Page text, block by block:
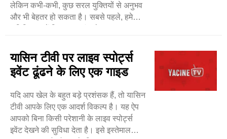
लेकिन कभी-कभी, कुछ सरल युक्तियों से अनुभव
और भी बेहतर हो सकता है। सबसे पहले, हमेशा
यासिन टीवी पर लाइव स्पोर्ट्स
इवेंट ढूंढने के लिए एक गाइड
यदि आप खेल के बहुत बड़े प्रशंसक हैं, तो यासिन
टीवी आपके लिए एक आदर्श विकल्प है। यह ऐप
आपको बिना किसी परेशानी के लाइव स्पोर्ट्स
इवेंट देखने की सुविधा देता है। इसे इस्तेमाल